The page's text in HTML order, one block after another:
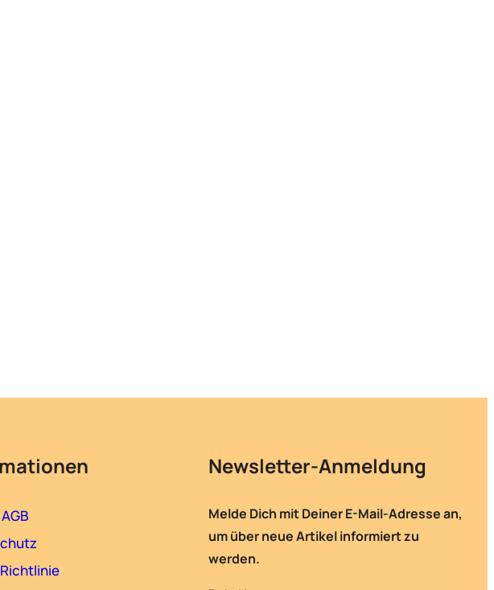
Newsletter-Anmeldung
Melde Dich mit Deiner E-Mail-Adresse an,
um über neue Artikel informiert zu
werden.